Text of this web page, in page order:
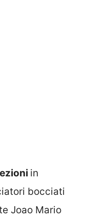
in
bocciati
Joao Mario